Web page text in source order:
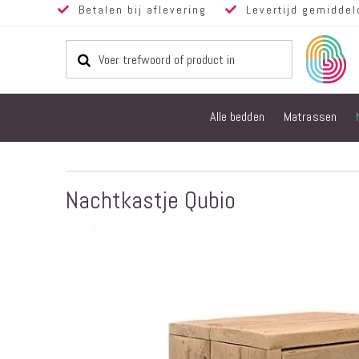
Betalen bij aflevering Levertijd
Alle bedden Matrassen
Nachtkastje Qubio